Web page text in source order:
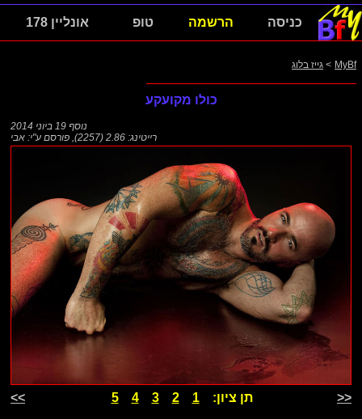
כניסה הרשמה טופ אונליין 178
MyBf
> גייז בלוג
כולו מקועקע
נוסף 19 ביוני 2014
רייטינג: 2.86 (2257)
, פורסם ע"י: אבי
<< תן ציון:1
2
3
4
5
>>